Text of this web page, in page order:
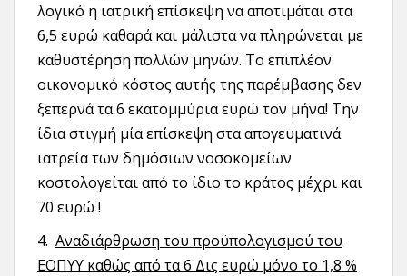
λογικό η ιατρική επίσκεψη να αποτιμάται στα
6,5 ευρώ καθαρά και μάλιστα να πληρώνεται με
καθυστέρηση πολλών μηνών. Το επιπλέον
οικονομικό κόστος αυτής της παρέμβασης δεν
ξεπερνά τα 6 εκατομμύρια ευρώ τον μήνα! Την
ίδια στιγμή μία επίσκεψη στα απογευματινά
ιατρεία των δημόσιων νοσοκομείων
κοστολογείται από το ίδιο το κράτος μέχρι και
70 ευρώ !
4. Αναδιάρθρωση του προϋπολογισμού του
ΕΟΠΥΥ καθώς από τα 6 Δις ευρώ μόνο το 1,8 %